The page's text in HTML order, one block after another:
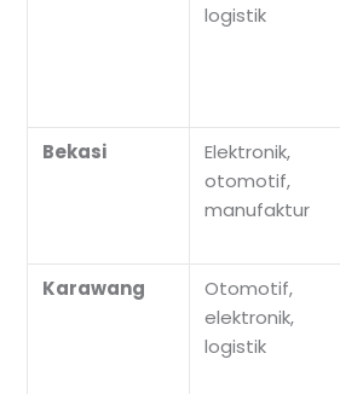
logistik
Bekasi
Elektronik,
otomotif,
manufaktur
Karawang
Otomotif,
elektronik,
logistik